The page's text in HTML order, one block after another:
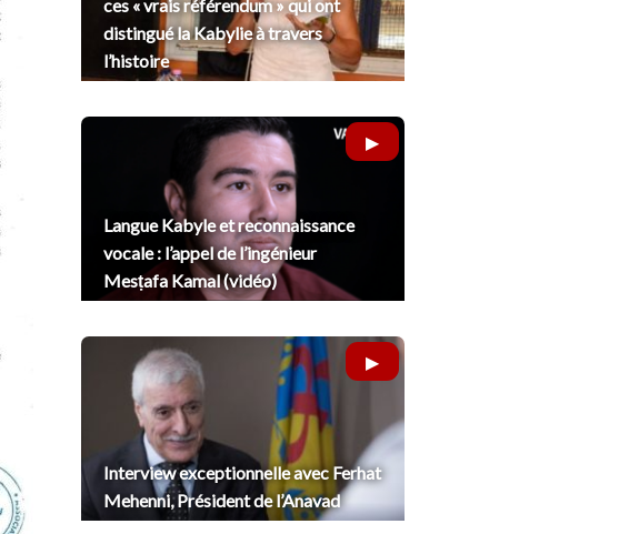
ces « vrais référendum » qui ont
distingué la Kabylie à travers
l’histoire
Langue Kabyle et reconnaissance
vocale : l’appel de l’ingénieur
Mesṭafa Kamal (vidéo)
Interview exceptionnelle avec Ferhat
Mehenni, Président de l’Anavad